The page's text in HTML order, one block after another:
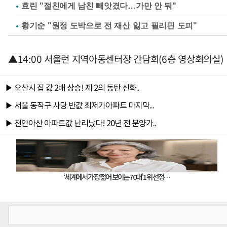
효린 "절친에게 남친 빼앗겼다…가만 안 둬"
황기순 "원정 도박으로 전 재산 잃고 필리핀 도피"
▲14:00 서울런 지역아동센터장 간담회(6층 영상회의실)